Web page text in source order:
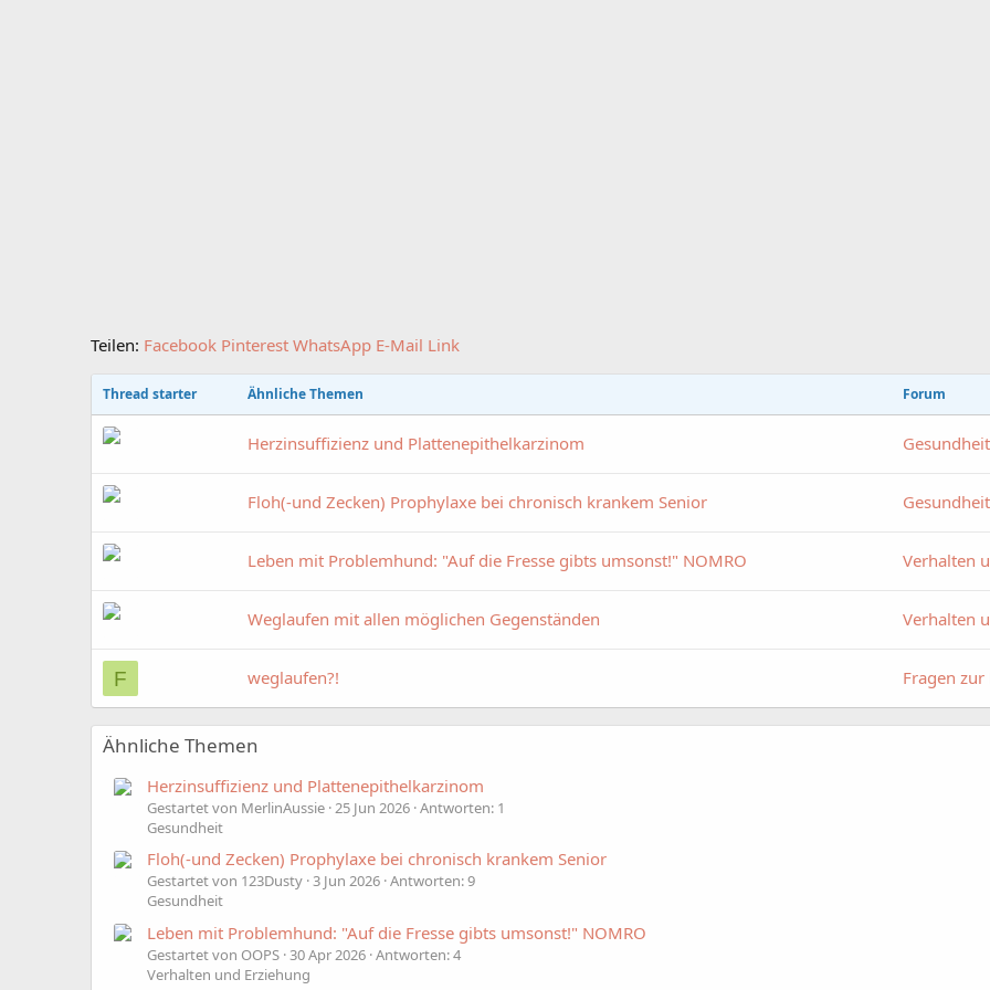
Teilen: Facebook Pinterest WhatsApp E-Mail Link
Thread starter Ähnliche Themen Forum
Herzinsuffizienz und Plattenepithelkarzinom Gesundheit
Floh(-und Zecken) Prophylaxe bei chronisch krankem Senior Gesundheit
Leben mit Problemhund: "Auf die Fresse gibts umsonst!" NOMRO Verhalten
Weglaufen mit allen möglichen Gegenständen Verhalten
F weglaufen?! Fragen
Ähnliche Themen
Herzinsuffizienz und Plattenepithelkarzinom
Gestartet von MerlinAussie 25 Jun 2026 Antworten: 1
Gesundheit
Floh(-und Zecken) Prophylaxe bei chronisch krankem Senior
Gestartet von 123Dusty 3 Jun 2026 Antworten: 9
Gesundheit
Leben mit Problemhund: "Auf die Fresse gibts umsonst!" NOMRO
Gestartet von OOPS 30 Apr 2026 Antworten: 4
Verhalten und Erziehung